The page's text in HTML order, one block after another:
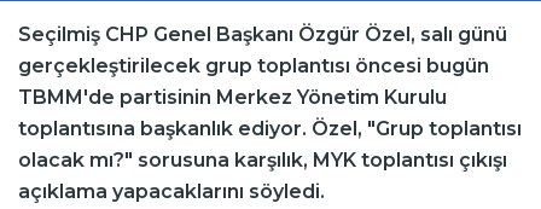
Seçilmiş CHP Genel Başkanı Özgür Özel, salı günü
gerçekleştirilecek grup toplantısı öncesi bugün
TBMM'de partisinin Merkez Yönetim Kurulu
toplantısına başkanlık ediyor. Özel, "Grup toplantısı
olacak mı?" sorusuna karşılık, MYK toplantısı çıkışı
açıklama yapacaklarını söyledi.